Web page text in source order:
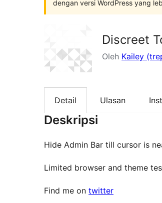
dengan versi WordPress yang
Discreet
Oleh Kailey
Detail Ulasan
Deskripsi
Hide Admin Bar till cursor is
Limited browser and theme
Find me on twitter